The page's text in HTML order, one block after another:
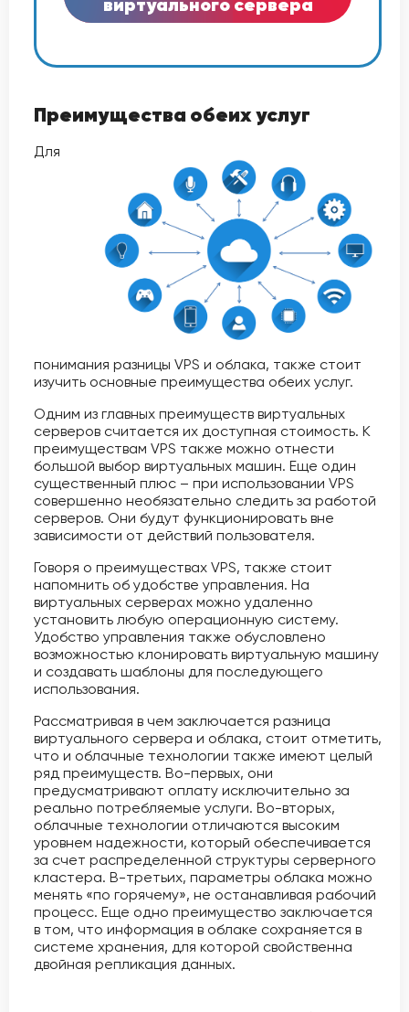
Преимущества обеих услуг
Для
понимания разницы VPS и облака, также стоит
изучить основные преимущества обеих услуг.
Одним из главных преимуществ виртуальных
серверов считается их доступная стоимость. К
преимуществам VPS также можно отнести
большой выбор виртуальных машин. Еще один
существенный плюс – при использовании VPS
совершенно необязательно следить за работой
серверов. Они будут функционировать вне
зависимости от действий пользователя.
Говоря о преимуществах VPS, также стоит
напомнить об удобстве управления. На
виртуальных серверах можно удаленно
установить любую операционную систему.
Удобство управления также обусловлено
возможностью клонировать виртуальную машину
и создавать шаблоны для последующего
использования.
Рассматривая в чем заключается разница
виртуального сервера и облака, стоит отметить,
что и облачные технологии также имеют целый
ряд преимуществ. Во-первых, они
предусматривают оплату исключительно за
реально потребляемые услуги. Во-вторых,
облачные технологии отличаются высоким
уровнем надежности, который обеспечивается
за счет распределенной структуры серверного
кластера. В-третьих, параметры облака можно
менять «по горячему», не останавливая рабочий
процесс. Еще одно преимущество заключается
в том, что информация в облаке сохраняется в
системе хранения, для которой свойственна
двойная репликация данных.